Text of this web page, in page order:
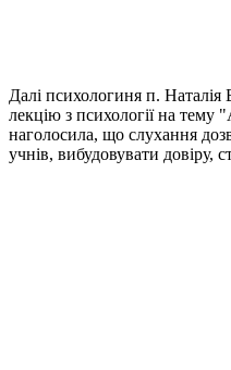
Далі психологиня п.
лекцію з психології на тему
наголосила, що слухання
учнів, вибудовувати довіру,